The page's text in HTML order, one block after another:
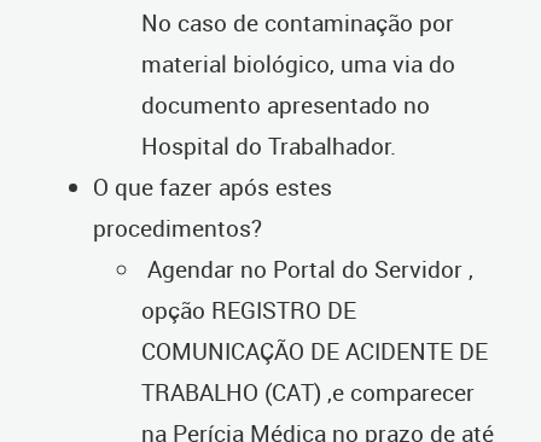
No caso de contaminação por
material biológico, uma via do
documento apresentado no
Hospital do Trabalhador.
O que fazer após estes
procedimentos?
Agendar no Portal do Servidor ,
opção REGISTRO DE
COMUNICAÇÃO DE ACIDENTE DE
TRABALHO (CAT) ,e comparecer
na Perícia Médica no prazo de até